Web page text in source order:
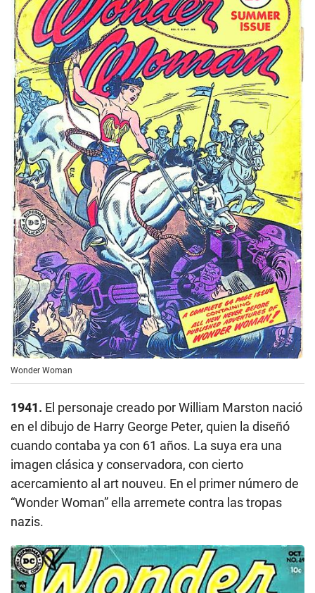
Wonder Woman
1941. El personaje creado por William Marston nació
en el dibujo de Harry George Peter, quien la diseñó
cuando contaba ya con 61 años. La suya era una
imagen clásica y conservadora, con cierto
acercamiento al art nouveu. En el primer número de
“Wonder Woman” ella arremete contra las tropas
nazis.